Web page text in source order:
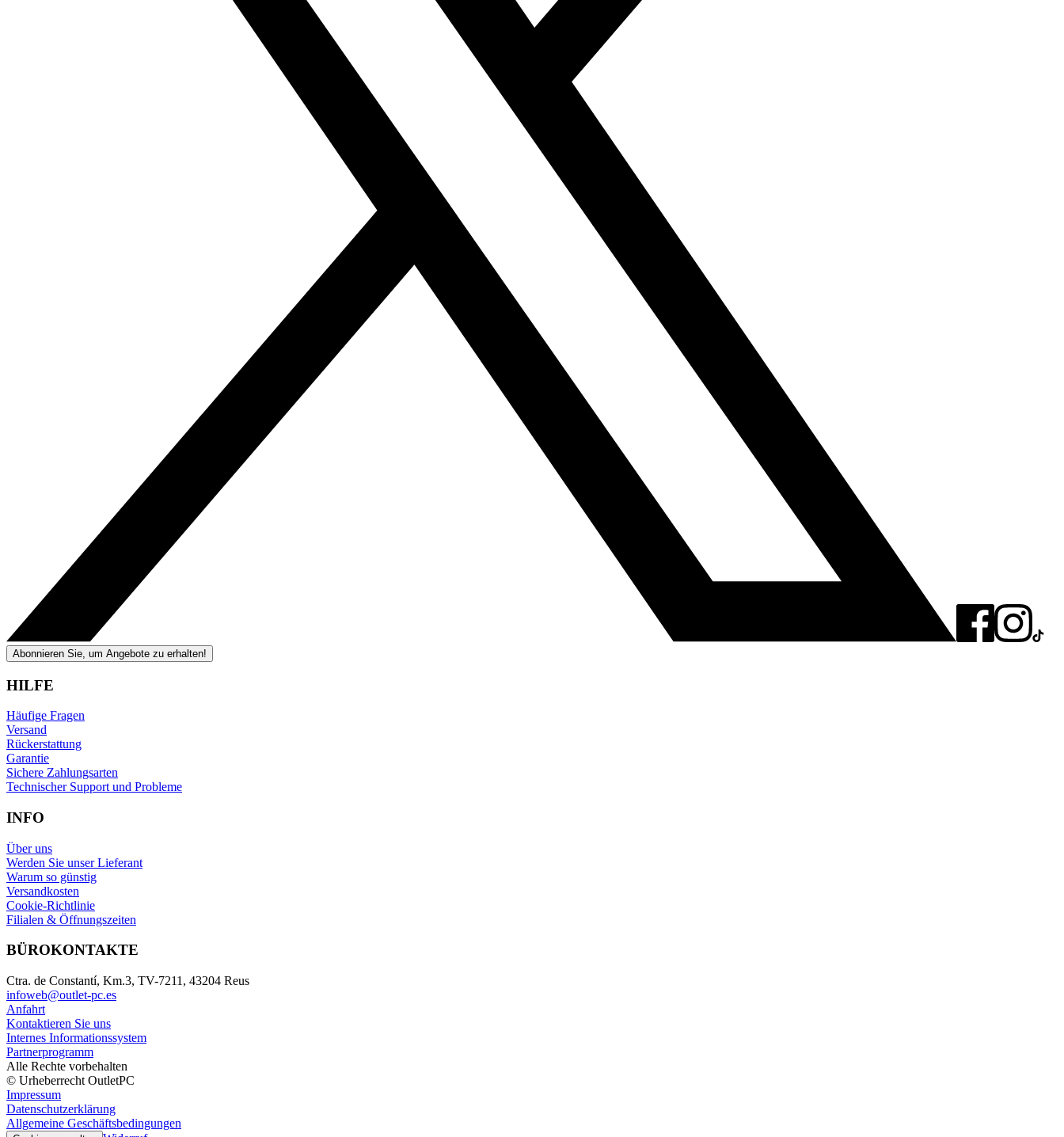
Abonnieren Sie, um Angebote zu erhalten!
HILFE
Häufige Fragen
Versand
Rückerstattung
Garantie
Sichere Zahlungsarten
Technischer Support und Probleme
INFO
Über uns
Werden Sie unser Lieferant
Warum so günstig
Versandkosten
Cookie-Richtlinie
Filialen & Öffnungszeiten
BÜROKONTAKTE
Ctra. de Constantí, Km.3, TV-7211, 43204 Reus
infoweb@outlet-pc.es
Anfahrt
Kontaktieren Sie uns
Internes Informationssystem
Partnerprogramm
Alle Rechte vorbehalten
© Urheberrecht OutletPC
Impressum
Datenschutzerklärung
Allgemeine Geschäftsbedingungen